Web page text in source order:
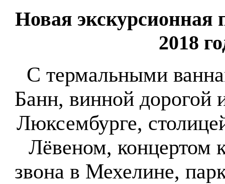
Новая экскурсионная
2018
С термальными
Банн, винной дорогой
Люксембурге,
Лёвеном, концертом
звона в Мехелине,